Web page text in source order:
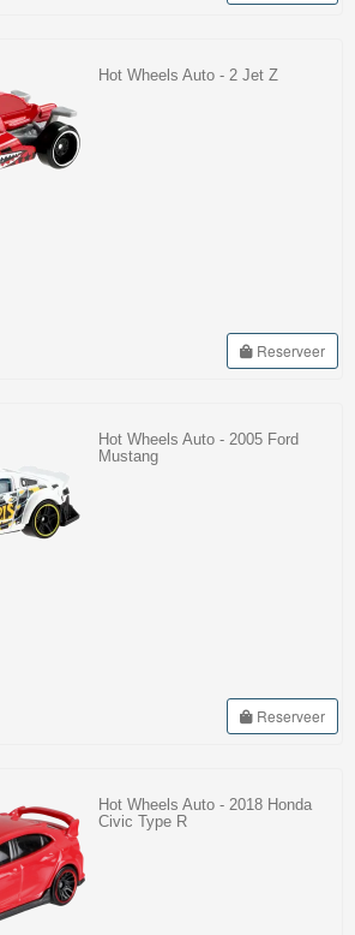
Hot Wheels Auto - 2 Jet Z
Reserveer
Hot Wheels Auto - 2005 Ford
Mustang
Reserveer
Hot Wheels Auto - 2018 Honda
Civic Type R